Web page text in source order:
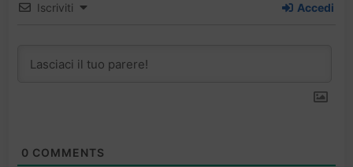
Iscriviti Accedi
0 COMMENTS